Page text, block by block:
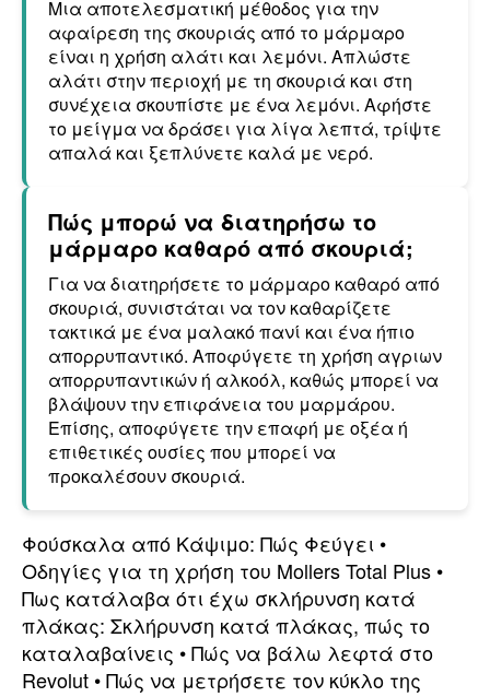
Μια αποτελεσματική μέθοδος για την
αφαίρεση της σκουριάς από το μάρμαρο
είναι η χρήση αλάτι και λεμόνι. Απλώστε
αλάτι στην περιοχή με τη σκουριά και στη
συνέχεια σκουπίστε με ένα λεμόνι. Αφήστε
το μείγμα να δράσει για λίγα λεπτά, τρίψτε
απαλά και ξεπλύνετε καλά με νερό.
Πώς μπορώ να διατηρήσω το
μάρμαρο καθαρό από σκουριά;
Για να διατηρήσετε το μάρμαρο καθαρό από
σκουριά, συνιστάται να τον καθαρίζετε
τακτικά με ένα μαλακό πανί και ένα ήπιο
απορρυπαντικό. Αποφύγετε τη χρήση αγριων
απορρυπαντικών ή αλκοόλ, καθώς μπορεί να
βλάψουν την επιφάνεια του μαρμάρου.
Επίσης, αποφύγετε την επαφή με οξέα ή
επιθετικές ουσίες που μπορεί να
προκαλέσουν σκουριά.
Φούσκαλα από Κάψιμο: Πώς Φεύγει •
Οδηγίες για τη χρήση του Mollers Total Plus •
Πως κατάλαβα ότι έχω σκλήρυνση κατά
πλάκας: Σκλήρυνση κατά πλάκας, πώς το
καταλαβαίνεις •Πώς να βάλω λεφτά στο
Revolut •Πώς να μετρήσετε τον κύκλο της